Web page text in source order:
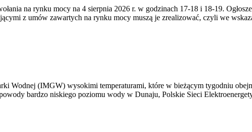
na rynku mocy na 4 sierpnia 2026 r. w godzinach 17-18 i 18-19.
z umów zawartych na rynku mocy muszą je zrealizować, czyli we
Wodnej (IMGW) wysokimi temperaturami, które w bieżącym tygodniu
bardzo niskiego poziomu wody w Dunaju, Polskie Sieci